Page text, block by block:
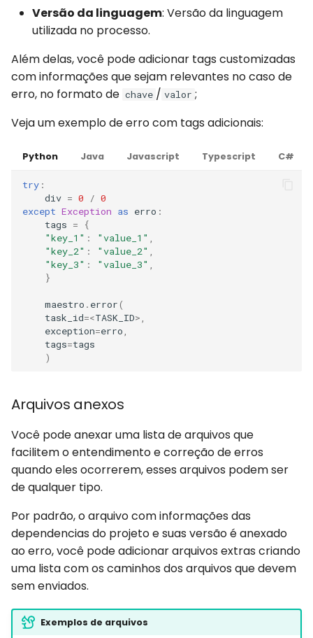
Versão da linguagem: Versão da linguagem
utilizada no processo.
Além delas, você pode adicionar tags customizadas
com informações que sejam relevantes no caso de
erro, no formato de chave / valor ;
Veja um exemplo de erro com tags adicionais:
Python Java Javascript Typescript C#
try :
div = 0 / 0
except Exception as erro :
tags =
{
"key_1" : "value_1" ,
"key_2" : "value_2" ,
"key_3" : "value_3" ,
}
maestro . error(
task_id=<TASK_ID>,
exception=erro,
tags=tags
)
Arquivos anexos
Você pode anexar uma lista de arquivos que
facilitem o entendimento e correção de erros
quando eles ocorrerem, esses arquivos podem ser
de qualquer tipo.
Por padrão, o arquivo com informações das
dependencias do projeto e suas versão é anexado
ao erro, você pode adicionar arquivos extras criando
uma lista com os caminhos dos arquivos que devem
sem enviados.
Exemplos de arquivos